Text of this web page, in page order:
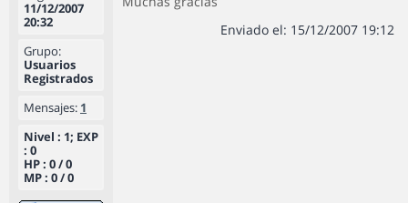
11/12/2007
20:32
Grupo:
Usuarios
Registrados
Mensajes: 1
Nivel : 1; EXP
: 0
HP : 0 / 0
MP : 0 / 0
Enviado el: 15/12/2007 19:12